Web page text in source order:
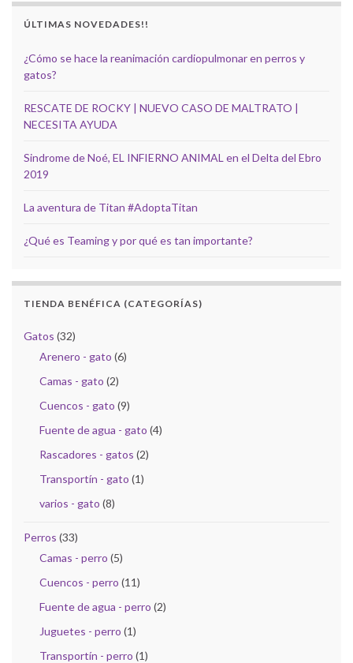
ÚLTIMAS NOVEDADES!!
¿Cómo se hace la reanimación cardiopulmonar en perros y
gatos?
RESCATE DE ROCKY | NUEVO CASO DE MALTRATO |
NECESITA AYUDA
Sindrome de Noé, EL INFIERNO ANIMAL en el Delta del Ebro
2019
La aventura de Titan #AdoptaTitan
¿Qué es Teaming y por qué es tan importante?
TIENDA BENÉFICA (CATEGORÍAS)
Gatos (32)
Arenero - gato (6)
Camas - gato (2)
Cuencos - gato (9)
Fuente de agua - gato (4)
Rascadores - gatos (2)
Transportín - gato (1)
varios - gato (8)
Perros (33)
Camas - perro (5)
Cuencos - perro (11)
Fuente de agua - perro (2)
Juguetes - perro (1)
Transportín - perro (1)